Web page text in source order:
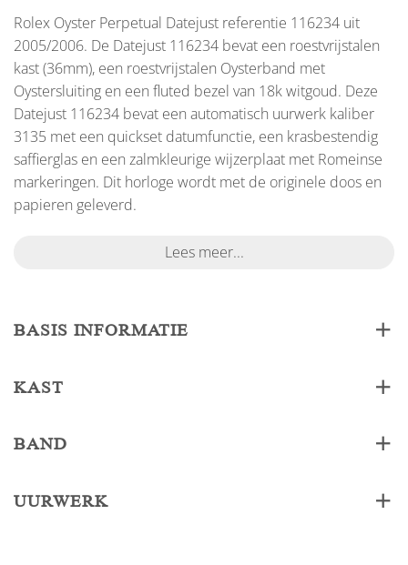
Rolex Oyster Perpetual Datejust referentie 116234 uit
2005/2006. De Datejust 116234 bevat een roestvrijstalen
kast (36mm), een roestvrijstalen Oysterband met
Oystersluiting en een fluted bezel van 18k witgoud. Deze
Datejust 116234 bevat een automatisch uurwerk kaliber
3135 met een quickset datumfunctie, een krasbestendig
saffierglas en een zalmkleurige wijzerplaat met Romeinse
markeringen. Dit horloge wordt met de originele doos en
papieren geleverd.
Lees meer...
BASIS INFORMATIE
KAST
BAND
UURWERK